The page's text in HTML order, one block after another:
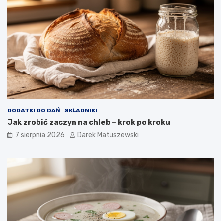
n
ó
w
o
w
n
i
a
w
p
ł
y
a
n
a
o
ś
ć
s
DODATKI DO DAŃ SKŁADNIKI
Jak zrobić zaczyn na chleb – krok po kroku
7 sierpnia 2026 Darek Matuszewski